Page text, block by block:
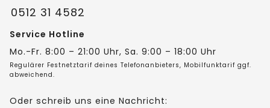
0512 31 4582
Service Hotline
Mo.-Fr. 8:00 – 21:00 Uhr, Sa. 9:00 – 18:00 Uhr
Regulärer Festnetztarif deines Telefonanbieters, Mobilfunktarif ggf.
abweichend.
Oder schreib uns eine Nachricht: